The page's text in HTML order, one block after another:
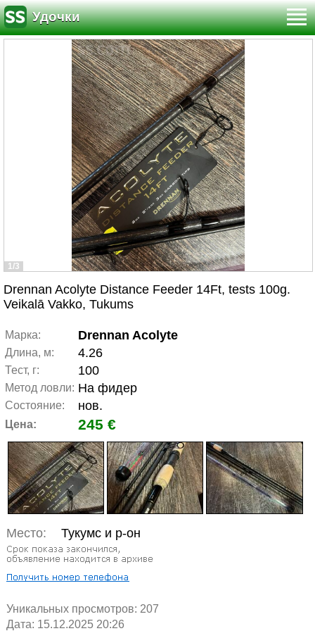
Удочки
1/3
Drennan Acolyte Distance Feeder 14Ft, tests 100g.
Veikalā Vakko, Tukums
Марка: Drennan Acolyte
Длина, м: 4.26
Тест, г: 100
Метод ловли: На фидер
Состояние: нов.
Цена: 245 €
Место: Тукумс и р-он
Уникальных просмотров: 207
Дата: 15.12.2025 20:26